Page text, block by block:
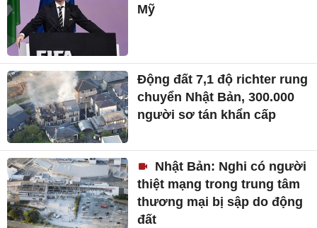
Mỹ
Động đất 7,1 độ richter rung
chuyển Nhật Bản, 300.000
người sơ tán khẩn cấp
Nhật Bản: Nghi có người
thiệt mạng trong trung tâm
thương mại bị sập do động
đất